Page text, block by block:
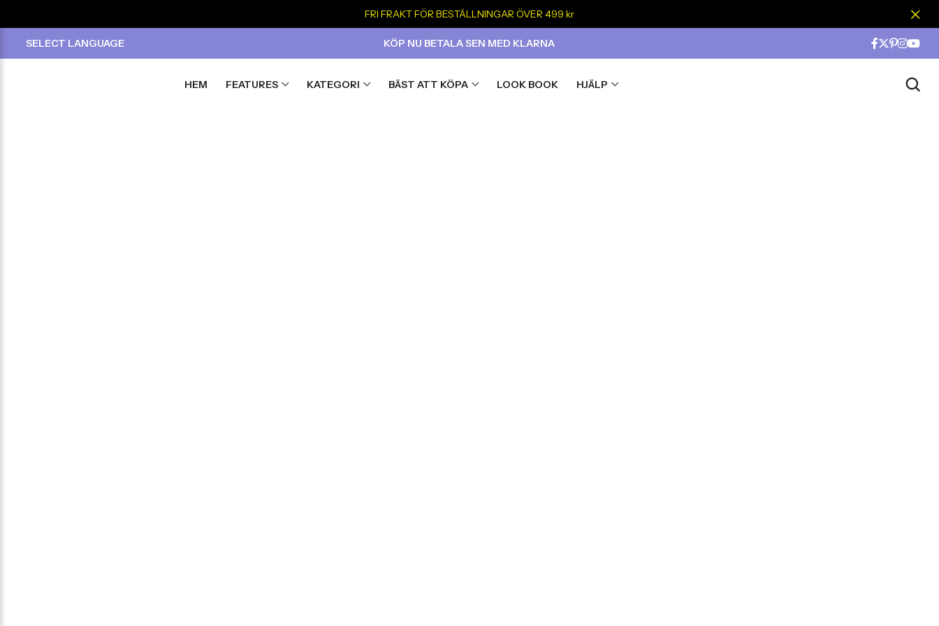
FRI FRAKT FÖR BESTÄLLNINGAR ÖVER 499 kr
SELECT LANGUAGE KÖP NU BETALA SEN MED KLARNA
HEM FEATURES KATEGORI BÄST ATT KÖPA LOOK BOOK HJÄLP